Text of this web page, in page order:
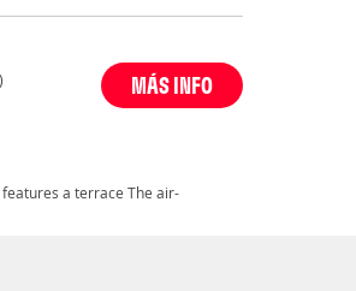
MÁS INFO
a terrace The air-